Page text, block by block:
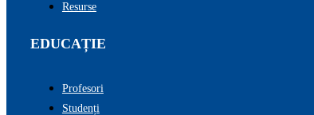
Resurse
EDUCAȚIE
Profesori
Studenți